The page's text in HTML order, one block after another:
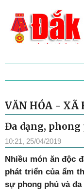
VĂN HÓA - XÃ
Đa dạng,
10:21, 25/04/2019
Nhiều món ăn độc
phát triển của ẩm
sự phong phú và